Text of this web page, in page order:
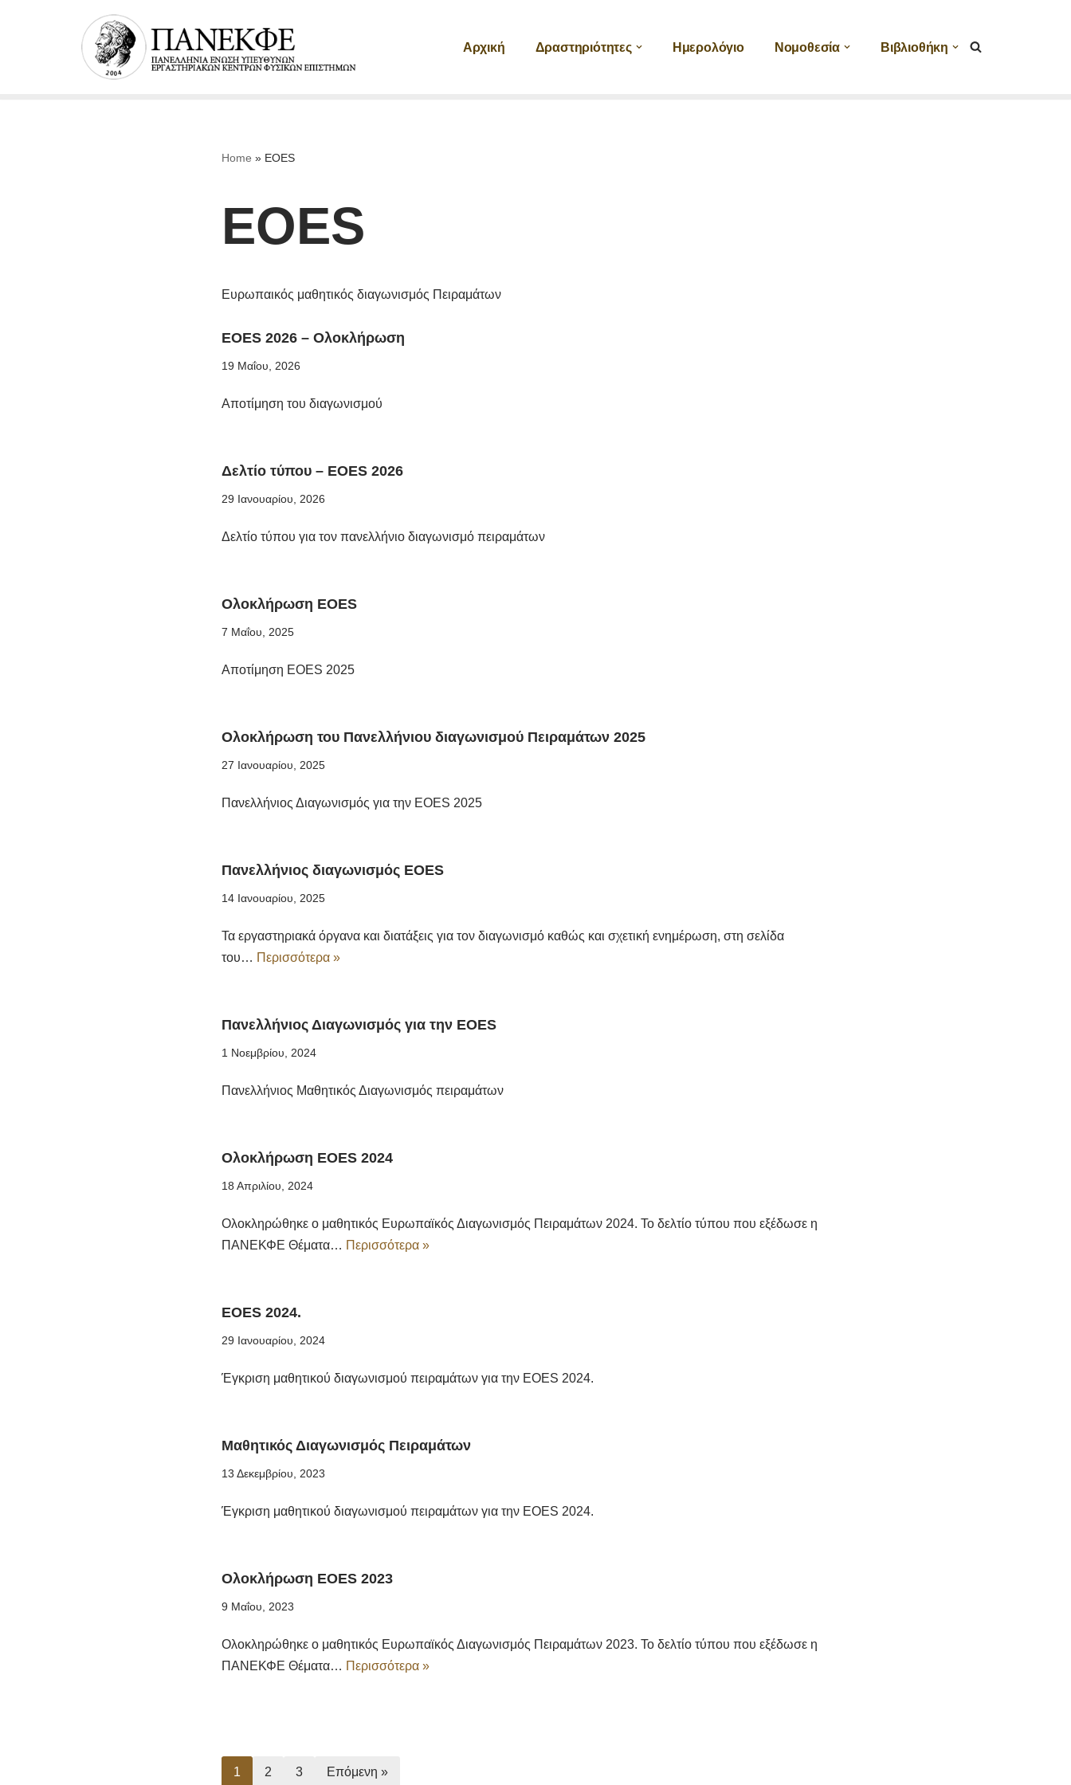
Μεταπηδήστε
Αρχική Δραστηριότητες Ημερολόγιο Νομοθεσία Βιβλιοθήκη
Home » EOES
EOES
Ευρωπαικός μαθητικός διαγωνισμός Πειραμάτων
EOES 2026 – Ολοκλήρωση
19 Μαΐου, 2026
Αποτίμηση του διαγωνισμού
Δελτίο τύπου – EOES 2026
29 Ιανουαρίου, 2026
Δελτίο τύπου για τον πανελλήνιο διαγωνισμό πειραμάτων
Ολοκλήρωση EOES
7 Μαΐου, 2025
Αποτίμηση EOES 2025
Ολοκλήρωση του Πανελλήνιου διαγωνισμού Πειραμάτων 2025
27 Ιανουαρίου, 2025
Πανελλήνιος Διαγωνισμός για την EOES 2025
Πανελλήνιος διαγωνισμός EOES
14 Ιανουαρίου, 2025
Τα εργαστηριακά όργανα και διατάξεις για τον διαγωνισμό καθώς και σχετική ενημέρωση, στη σελίδα
του… Περισσότερα »
Πανελλήνιος Διαγωνισμός για την EOES
1 Νοεμβρίου, 2024
Πανελλήνιος Μαθητικός Διαγωνισμός πειραμάτων
Ολοκλήρωση EOES 2024
18 Απριλίου, 2024
Ολοκληρώθηκε ο μαθητικός Ευρωπαϊκός Διαγωνισμός Πειραμάτων 2024. Το δελτίο τύπου που εξέδωσε η
ΠΑΝΕΚΦΕ Θέματα… Περισσότερα »
EOES 2024.
29 Ιανουαρίου, 2024
Έγκριση μαθητικού διαγωνισμού πειραμάτων για την EOES 2024.
Μαθητικός Διαγωνισμός Πειραμάτων
13 Δεκεμβρίου, 2023
Έγκριση μαθητικού διαγωνισμού πειραμάτων για την EOES 2024.
Ολοκλήρωση EOES 2023
9 Μαΐου, 2023
Ολοκληρώθηκε ο μαθητικός Ευρωπαϊκός Διαγωνισμός Πειραμάτων 2023. Το δελτίο τύπου που εξέδωσε η
ΠΑΝΕΚΦΕ Θέματα… Περισσότερα »
1 2 3 Επόμενη »